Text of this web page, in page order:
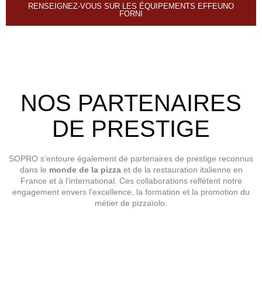
RENSEIGNEZ-VOUS SUR LES ÉQUIPEMENTS EFFEUNO
FORNI
NOS PARTENAIRES
DE PRESTIGE
SOPRO s’entoure également de partenaires de prestige reconnus
dans le monde de la pizzaet de la restauration italienne en
France et à l’international. Ces collaborations reflètent notre
engagement envers l’excellence, la formation et la promotion du
métier de pizzaïolo.